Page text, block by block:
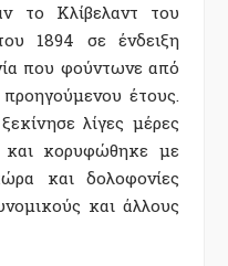
το Κλίβελαντ του
1894 σε ένδειξη
που φούντωνε από
έτους.
λίγες μέρες
και κορυφώθηκε με
και δολοφονίες
και άλλους